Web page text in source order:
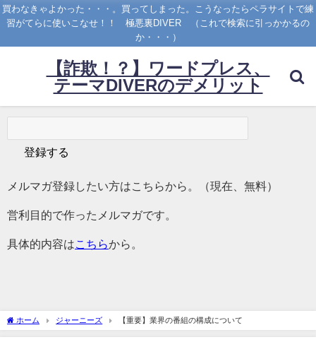
買わなきゃよかった・・・。買ってしまった。こうなったらペラサイトで練
習がてらに使いこなせ！！ 極悪裏DIVER （これで検索に引っかかるの
か・・・）
【詐欺！？】ワードプレス、
テーマDIVERのデメリット
メルマガ登録したい方はこちらから。（現在、無料）
営利目的で作ったメルマガです。
具体的内容は こちらから。
ホーム ジャーニーズ 【重要】業界の番組の構成について